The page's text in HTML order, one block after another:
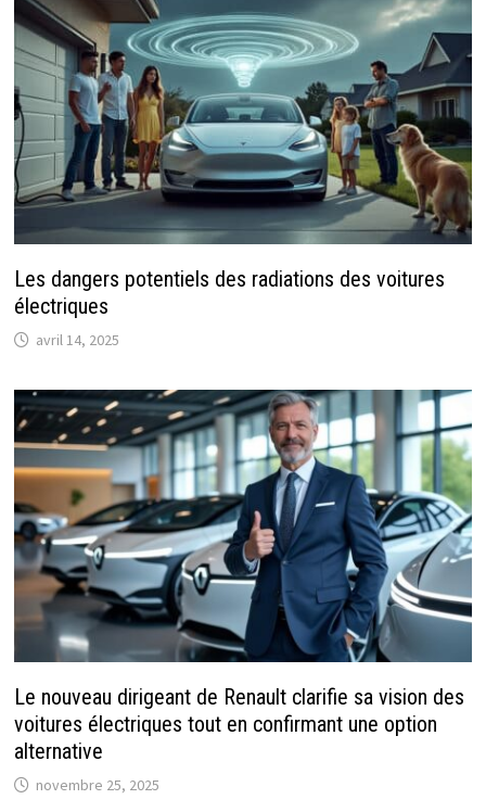
Les dangers potentiels des radiations des voitures
électriques
avril 14, 2025
Le nouveau dirigeant de Renault clarifie sa vision des
voitures électriques tout en confirmant une option
alternative
novembre 25, 2025